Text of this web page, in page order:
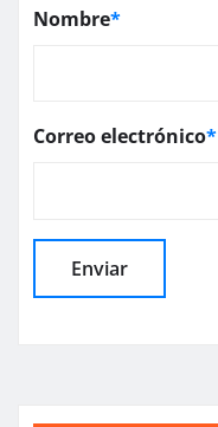
Nombre*
Correo electrónico*